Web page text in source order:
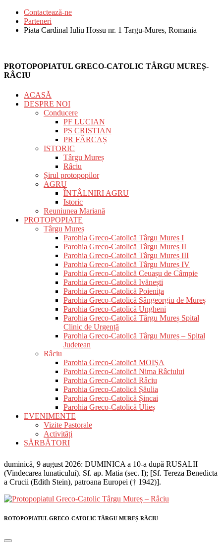
Contactează-ne
Parteneri
Piata Cardinal Iuliu Hossu nr. 1 Targu-Mures, Romania
PROTOPOPIATUL GRECO-CATOLIC TÂRGU MUREȘ-
RÂCIU
ACASĂ
DESPRE NOI
Conducere
PF LUCIAN
PS CRISTIAN
PR FĂRCAȘ
ISTORIC
Târgu Mureș
Râciu
Șirul protopopilor
AGRU
ÎNTÂLNIRI AGRU
Istoric
Reuniunea Mariană
PROTOPOPIATE
Târgu Mureș
Parohia Greco-Catolică Târgu Mureș I
Parohia Greco-Catolică Târgu Mureș II
Parohia Greco-Catolică Târgu Mureș III
Parohia Greco-Catolică Târgu Mureș IV
Parohia Greco-Catolică Ceuașu de Câmpie
Parohia Greco-Catolică Ivănești
Parohia Greco-Catolică Poienița
Parohia Greco-Catolică Sângeorgiu de Mureș
Parohia Greco-Catolică Ungheni
Parohia Greco-Catolică Târgu Mureș Spital
Clinic de Urgență
Parohia Greco-Catolică Târgu Mureș – Spital
Județean
Râciu
Parohia Greco-Catolică MOIȘA
Parohia Greco-Catolică Nima Râciului
Parohia Greco-Catolică Râciu
Parohia Greco-Catolică Șăulia
Parohia Greco-Catolică Șincai
Parohia Greco-Catolică Ulieș
EVENIMENTE
Vizite Pastorale
Activități
SĂRBĂTORI
duminică, 9 august 2026: DUMINICA a 10-a după RUSALII
(Vindecarea lunaticului). Sf. ap. Matia (sec. I); [Sf. Tereza Benedicta
a Crucii (Edith Stein), patroana Europei († 1942)].
ROTOPOPIATUL GRECO-CATOLIC TÂRGU MUREȘ-RÂCIU